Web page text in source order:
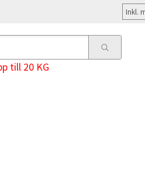
Välj
moms
till 20 KG